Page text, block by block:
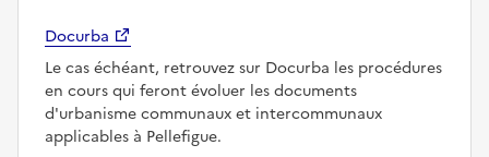
Docurba
Le cas échéant, retrouvez sur Docurba les procédures
en cours qui feront évoluer les documents
d'urbanisme communaux et intercommunaux
applicables à Pellefigue.